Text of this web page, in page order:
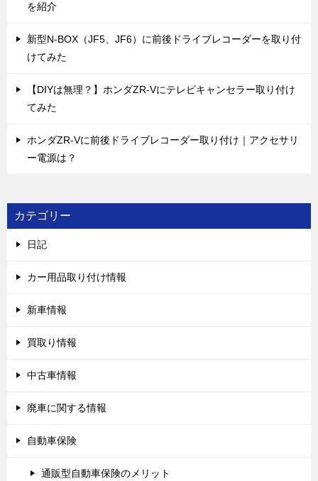
を紹介
新型N-BOX（JF5、JF6）に前後ドライブレコーダーを取り付
けてみた
【DIYは無理？】ホンダZR-Vにテレビキャンセラー取り付け
てみた
ホンダZR-Vに前後ドライブレコーダー取り付け｜アクセサリ
ー電源は？
カテゴリー
日記
カー用品取り付け情報
新車情報
買取り情報
中古車情報
廃車に関する情報
自動車保険
通販型自動車保険のメリット